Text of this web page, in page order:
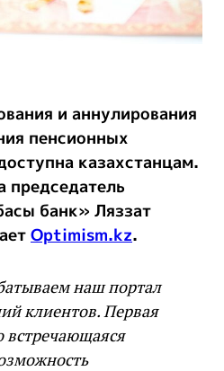
и аннулирования
пенсионных
казахстанцам.
председатель
банк» Ляззат
Optimism.kz.
наш портал
клиентов. Первая
встречающаяся